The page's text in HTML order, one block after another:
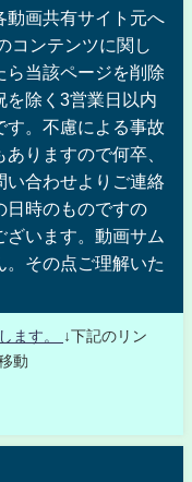
動画共有サイト元へ
コンテンツに関し
ら当該ページを削除
を除く3営業日以内
す。不慮による事故
りますので何卒、
い合わせよりご連絡
日時のものですの
ざいます。動画サム
。その点ご理解いた
ます。
↓下記のリン
動